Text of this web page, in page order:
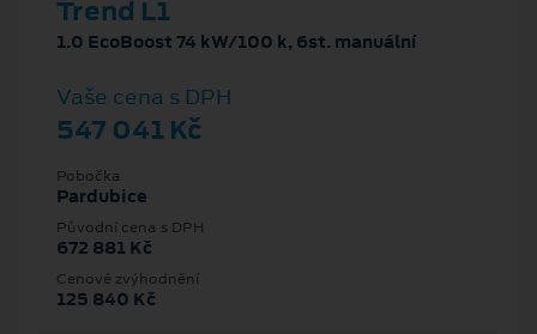
Trend L1
1.0 EcoBoost 74 kW/100 k, 6st. manuální
Vaše cena s DPH
547 041 Kč
Pobočka
Pardubice
Původní cena s DPH
672 881 Kč
Cenové zvýhodnění
125 840 Kč